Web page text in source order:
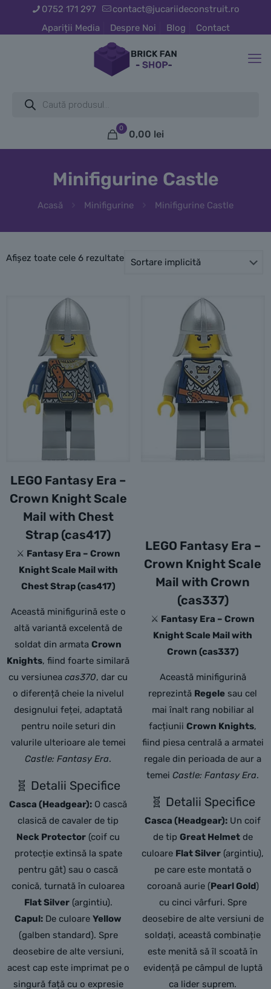
0752 171 297
contact@jucariideconstruit.ro
Apariții Media
Despre Noi Blog Contact
search
0
0,00 lei
Minifigurine Castle
Acasă Minifigurine Minifigurine Castle
Afișez toate cele 6 rezultate
LEGO Fantasy Era –
Crown Knight Scale
Mail with Chest
Strap (cas417)
⚔️ Fantasy Era – Crown
Knight Scale Mail with
Chest Strap (cas417)
Această minifigurină este o
altă variantă excelentă de
soldat din armataCrown
Knights, fiind foarte similară
cu versiuneacas370, dar cu
o diferență cheie la nivelul
designului feței, adaptată
pentru noile seturi din
valurile ulterioare ale temei
Castle: Fantasy Era.
🧬 Detalii Specifice
Casca (Headgear): O cască
clasică de cavaler de tip
Neck Protector (coif cu
protecție extinsă la spate
pentru gât) sau o cască
conică, turnată în culoarea
Flat Silver(argintiu).
Capul: De culoareYellow
(galben standard). Spre
deosebire de alte versiuni,
acest cap este imprimat pe o
singură față cu o expresie
LEGO Fantasy Era –
Crown Knight Scale
Mail with Crown
(cas337)
⚔️ Fantasy Era – Crown
Knight Scale Mail with
Crown (cas337)
Această minifigurină
reprezintă Regele sau cel
mai înalt rang nobiliar al
facțiuniiCrown Knights,
fiind piesa centrală a armatei
regale din perioada de aur a
temeiCastle: Fantasy Era.
🧬 Detalii Specifice
Casca (Headgear): Un coif
de tip Great Helmetde
culoare Flat Silver (argintiu),
pe care este montată o
coroană aurie (Pearl Gold)
cu cinci vârfuri. Spre
deosebire de alte versiuni de
soldați, această combinație
este menită să îl scoată în
evidență pe câmpul de luptă
ca lider suprem.